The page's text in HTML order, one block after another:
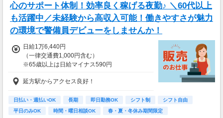
心のサポート体制！効率良く稼げる夜勤♪ ＼60代以上
も活躍中／未経験から高収入可能！働きやすさが魅力
の環境で警備員デビューをしませんか！
日給1万6,440円
（一律交通費1,000円含む）
※65歳以上は日給マイナス590円
※70歳以上は日給マイナス2,370円
---
■交通誘導2級以上の資格をお持ちの方は
日給1万6,440円
延方駅からアクセス良好！
日払い・週払いOK 長期 即日勤務OK シフト制
シフト自由
平日のみOK
時間・曜日相談OK
春・夏・冬休み期間限定